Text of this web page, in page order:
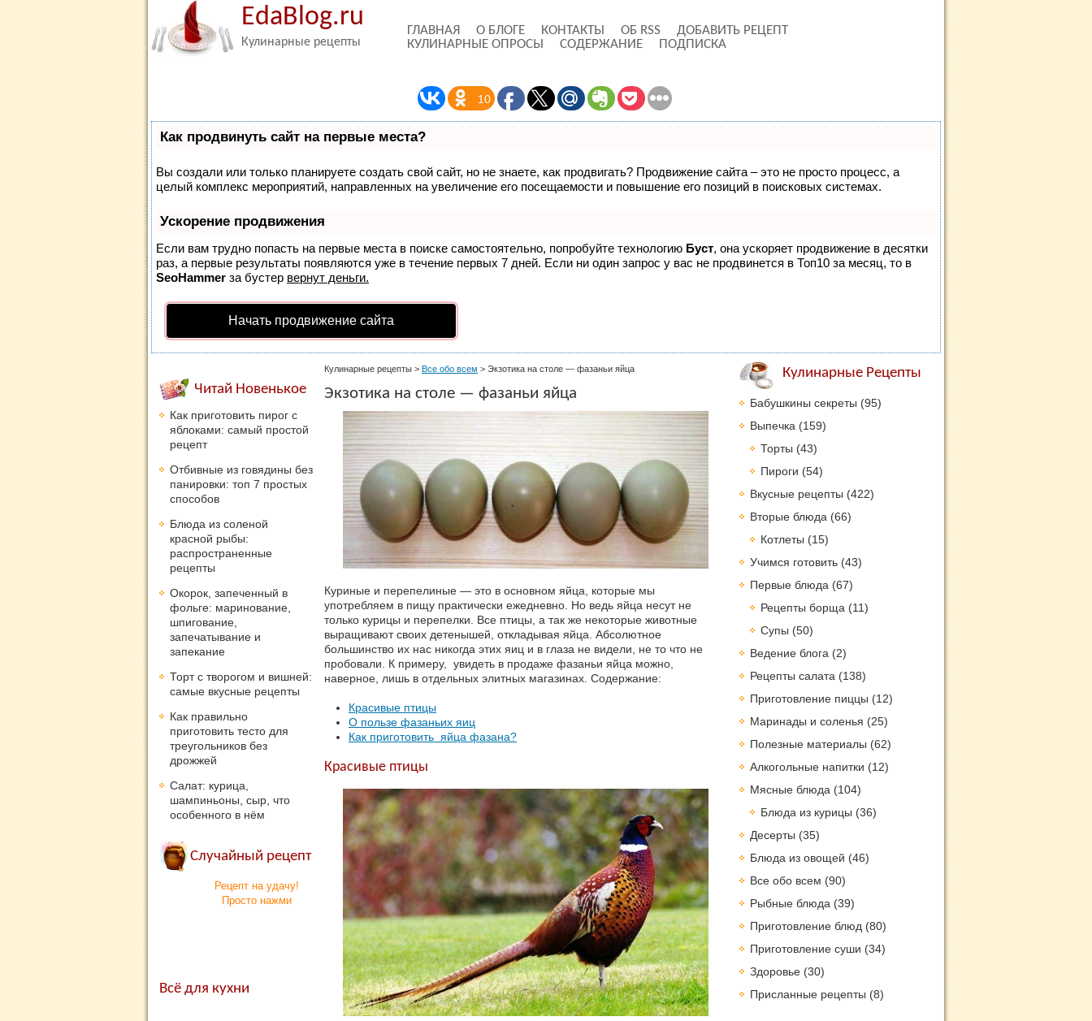
EdaBlog.ru
Кулинарные рецепты
ГЛАВНАЯ О БЛОГЕ КОНТАКТЫ ОБ RSS
ДОБАВИТЬ РЕЦЕПТ
КУЛИНАРНЫЕ ОПРОСЫ
СОДЕРЖАНИЕ ПОДПИСКА
10
Как продвинуть сайт на первые места?
Вы создали или только планируете создать свой сайт, но не знаете, как продвигать? Продвижение сайта – это не просто процесс, а
целый комплекс мероприятий, направленных на увеличение его посещаемости и повышение его позиций в поисковых системах.
Ускорение продвижения
Если вам трудно попасть на первые места в поиске самостоятельно, попробуйте технологию Буст, она ускоряет продвижение в десятки
раз, а первые результаты появляются уже в течение первых 7 дней. Если ни один запрос у вас не продвинется в Топ10 за месяц, то в
SeoHammer за бустер вернут деньги.
Начать продвижение сайта
Кулинарные рецепты > Все обо всем > Экзотика на столе — фазаньи яйца
Экзотика на столе — фазаньи яйца
Куриные и перепелиные — это в основном яйца, которые мы
употребляем в пищу практически ежедневно. Но ведь яйца несут не
только курицы и перепелки. Все птицы, а так же некоторые животные
выращивают своих детенышей, откладывая яйца. Абсолютное
большинство их нас никогда этих яиц и в глаза не видели, не то что не
пробовали. К примеру, увидеть в продаже фазаньи яйца можно,
наверное, лишь в отдельных элитных магазинах. Содержание:
Красивые птицы
О пользе фазаньих яиц
Как приготовить яйца фазана?
Красивые птицы
Читай Новенькое
Как приготовить пирог с
яблоками: самый простой
рецепт
Отбивные из говядины без
панировки: топ 7 простых
способов
Блюда из соленой
красной рыбы:
распространенные
рецепты
Окорок, запеченный в
фольге: маринование,
шпигование,
запечатывание и
запекание
Торт с творогом и вишней:
самые вкусные рецепты
Как правильно
приготовить тесто для
треугольников без
дрожжей
Салат: курица,
шампиньоны, сыр, что
особенного в нём
Случайный рецепт
Рецепт на удачу!
Просто нажми
Всё для кухни
Кулинарные Рецепты
Бабушкины секреты (95)
Выпечка (159)
Торты (43)
Пироги (54)
Вкусные рецепты (422)
Вторые блюда (66)
Котлеты (15)
Учимся готовить (43)
Первые блюда (67)
Рецепты борща (11)
Супы (50)
Ведение блога (2)
Рецепты салата (138)
Приготовление пиццы (12)
Маринады и соленья (25)
Полезные материалы (62)
Алкогольные напитки (12)
Мясные блюда (104)
Блюда из курицы (36)
Десерты (35)
Блюда из овощей (46)
Все обо всем (90)
Рыбные блюда (39)
Приготовление блюд (80)
Приготовление суши (34)
Здоровье (30)
Присланные рецепты (8)